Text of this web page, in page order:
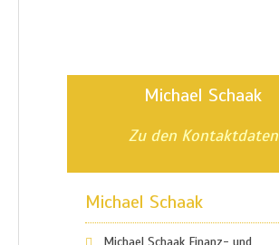
Michael Schaak
Zu den Kontaktdaten
Michael Schaak
Michael Schaak Finanz- und